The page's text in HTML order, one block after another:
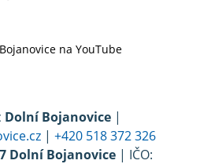
na YouTube
Dolní Bojanovice |
| +420 518 372 326
Dolní Bojanovice| IČO: